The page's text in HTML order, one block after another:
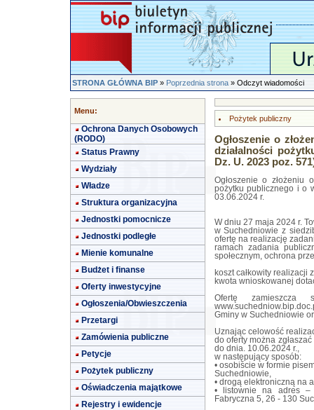
STRONA GŁÓWNA BIP»Poprzednia strona» Odczyt wiadomości
Menu:
Ochrona Danych Osobowych
(RODO)
Status Prawny
Wydziały
Władze
Struktura organizacyjna
Jednostki pomocnicze
Jednostki podległe
Mienie komunalne
Budżet i finanse
Oferty inwestycyjne
Ogłoszenia/Obwieszczenia
Przetargi
Zamówienia publiczne
Petycje
Pożytek publiczny
Oświadczenia majątkowe
Rejestry i ewidencje
Pożytek publiczny
Ogłoszenie o
działalności
Dz. U. 2023 poz.
Ogłoszenie o złożeniu
pożytku publicznego i o
03.06.2024 r.
W dniu 27 maja 2024 r.
w Suchedniowie z
ofertę na realizację
ramach zadania
społecznym, ochrona
koszt całkowity realizacji
kwota wnioskowanej
Ofertę zamieszcza
Gminy w Suchedniowie
Uznając celowość
do oferty można
do dnia. 10.06.2024 r.,
w następujący sposób:
• osobiście w formie
Suchedniowie,
• drogą elektroniczną na
• listownie na adres –
Fabryczna 5, 26 - 130